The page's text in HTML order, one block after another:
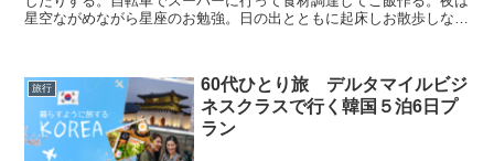
星空ながめながら星座のお勉強。日の出とともに起床しお散歩しなが
旅行
60代ひとり旅 デルタマイルビジ
ネスクラスで行く韓国５泊6日プ
ラン